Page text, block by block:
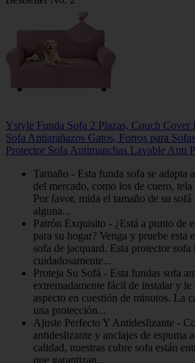
Ystyle Funda Sofa 2 Plazas, Couch Cover
Sofa Antiarañazos Gatos, Forros para
Protector Sofa Antimanchas Lavable Anti
Tamaño - Esta funda sofa se adapta
del mercado, como los de cuero,
Por favor, mida el tamaño de su
alguna...
Patrón Exquisito - ¿Está a punto de
para su hogar? Venga y pruebe esta
sofa de jacquard. Esta protector sofa
cuidadosamente...
Proteja Su Sofá - Esta fundas sofa
extremadamente fácil de instalar y le
aspecto en cuestión de minutos. La
una protección...
Ajuste Perfecto Y Antideslizante -
antideslizante y anclajes de espuma
calidad, nuestras cubre sofa están
que garantizan...